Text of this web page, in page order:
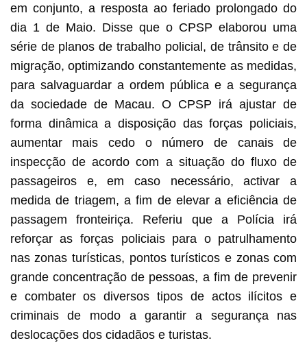
em conjunto, a resposta ao feriado prolongado do
dia 1 de Maio. Disse que o CPSP elaborou uma
série de planos de trabalho policial, de trânsito e de
migração, optimizando constantemente as medidas,
para salvaguardar a ordem pública e a segurança
da sociedade de Macau. O CPSP irá ajustar de
forma dinâmica a disposição das forças policiais,
aumentar mais cedo o número de canais de
inspecção de acordo com a situação do fluxo de
passageiros e, em caso necessário, activar a
medida de triagem, a fim de elevar a eficiência de
passagem fronteiriça. Referiu que a Polícia irá
reforçar as forças policiais para o patrulhamento
nas zonas turísticas, pontos turísticos e zonas com
grande concentração de pessoas, a fim de prevenir
e combater os diversos tipos de actos ilícitos e
criminais de modo a garantir a segurança nas
deslocações dos cidadãos e turistas.